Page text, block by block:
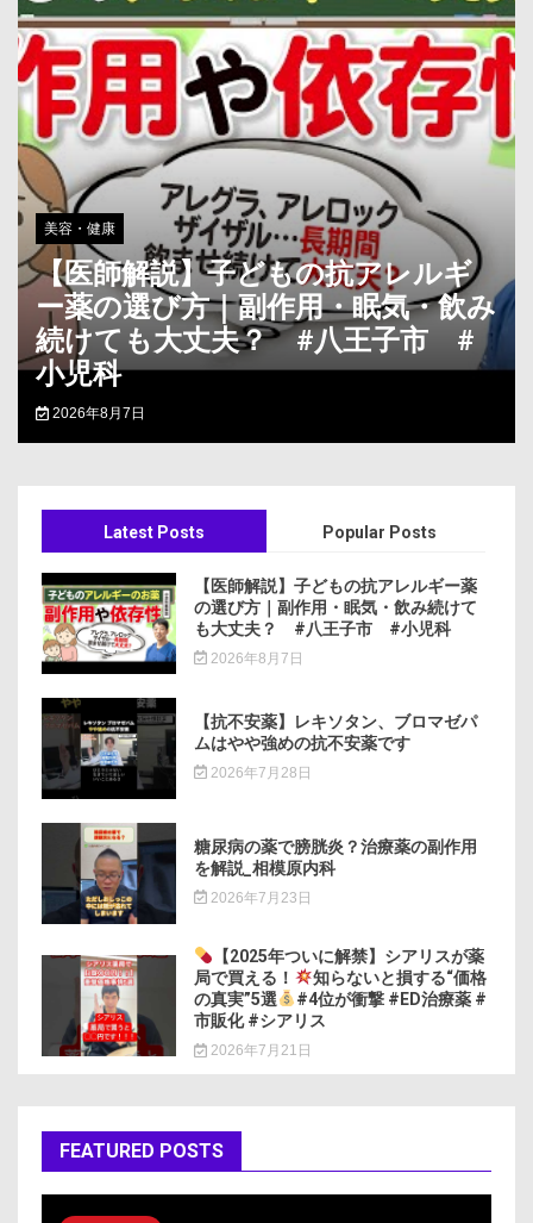
美容・健康
【医師解説】子どもの抗アレルギ
ー薬の選び方｜副作用・眠気・飲み
続けても大丈夫？ #八王子市 #
小児科
2026年8月7日
Latest Posts Popular Posts
【医師解説】子どもの抗アレルギー薬
の選び方｜副作用・眠気・飲み続けて
も大丈夫？ #八王子市 #小児科
2026年8月7日
【抗不安薬】レキソタン、ブロマゼパ
ムはやや強めの抗不安薬です
2026年7月28日
糖尿病の薬で膀胱炎？治療薬の副作用
を解説_相模原内科
2026年7月23日
【2025年ついに解禁】シアリスが薬
局で買える！
知らないと損する“価格
の真実”5選
#4位が衝撃 #ED治療薬 #
市販化 #シアリス
2026年7月21日
FEATURED POSTS